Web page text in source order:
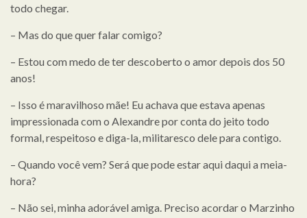
todo chegar.
– Mas do que quer falar comigo?
– Estou com medo de ter descoberto o amor depois dos 50
anos!
– Isso é maravilhoso mãe! Eu achava que estava apenas
impressionada com o Alexandre por conta do jeito todo
formal, respeitoso e diga-la, militaresco dele para contigo.
– Quando você vem? Será que pode estar aqui daqui a meia-
hora?
– Não sei, minha adorável amiga. Preciso acordar o Marzinho